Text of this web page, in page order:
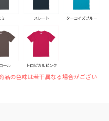
ミ スレート ターコイズブルー
ール トロピカルピンク
品の色味は若干異なる場合がござい